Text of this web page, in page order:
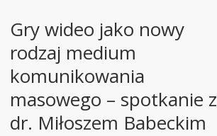
Gry wideo jako nowy
rodzaj medium
komunikowania
masowego – spotkanie z
dr. Miłoszem Babeckim